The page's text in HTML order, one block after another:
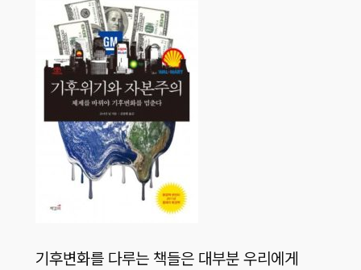
기후변화를 다루는 책들은 대부분 우리에게